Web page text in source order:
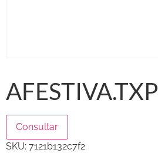
AFESTIVA.TXP
Consultar
SKU: 7121b132c7f2